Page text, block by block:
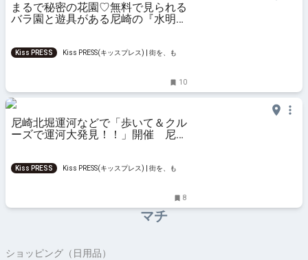
まるで秘密の花園♡無料で見られる
バラ園と遊具がある尼崎の『水明公
Kiss PRESS
Kiss PRESS(キッスプレス) | 街を、もっ
10
尼崎北堀運河などで「歩いて＆クル
ーズで運河大発見！！」開催 尼崎
Kiss PRESS
Kiss PRESS(キッスプレス) | 街を、もっ
8
マチ
ショッピング（日用品）